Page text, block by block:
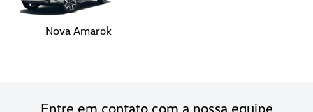
Nova Amarok
Entre em contato com a nossa equipe